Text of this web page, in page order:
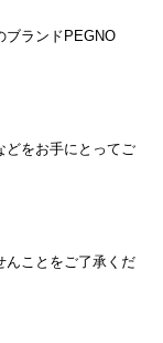
ブランド PEGNO
どをお手にとってご
んことをご了承くだ